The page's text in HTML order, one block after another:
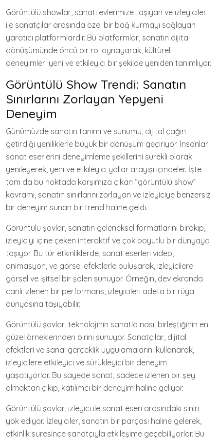
Görüntülü showlar, sanatı evlerimize taşıyan ve izleyiciler
ile sanatçılar arasında özel bir bağ kurmayı sağlayan
yaratıcı platformlardır. Bu platformlar, sanatın dijital
dönüşümünde öncü bir rol oynayarak, kültürel
deneyimleri yeni ve etkileyici bir şekilde yeniden tanımlıyor.
Görüntülü Show Trendi: Sanatın
Sınırlarını Zorlayan Yepyeni
Deneyim
Günümüzde sanatın tanımı ve sunumu, dijital çağın
getirdiği yeniliklerle büyük bir dönüşüm geçiriyor. İnsanlar
sanat eserlerini deneyimleme şekillerini sürekli olarak
yenileyerek, yeni ve etkileyici yollar arayışı içindeler. İşte
tam da bu noktada karşımıza çıkan “görüntülü show”
kavramı, sanatın sınırlarını zorlayan ve izleyiciye benzersiz
bir deneyim sunan bir trend haline geldi.
Görüntülü şovlar, sanatın geleneksel formatlarını bırakıp,
izleyiciyi içine çeken interaktif ve çok boyutlu bir dünyaya
taşıyor. Bu tür etkinliklerde, sanat eserleri video,
animasyon, ve görsel efektlerle buluşarak, izleyicilere
görsel ve işitsel bir şölen sunuyor. Örneğin, dev ekranda
canlı izlenen bir performans, izleyicileri adeta bir rüya
dünyasına taşıyabilir.
Görüntülü şovlar, teknolojinin sanatla nasıl birleştiğinin en
güzel örneklerinden birini sunuyor. Sanatçılar, dijital
efektleri ve sanal gerçeklik uygulamalarını kullanarak,
izleyicilere etkileyici ve sürükleyici bir deneyim
yaşatıyorlar. Bu sayede sanat, sadece izlenen bir şey
olmaktan çıkıp, katılımcı bir deneyim haline geliyor.
Görüntülü şovlar, izleyici ile sanat eseri arasındaki sınırı
yok ediyor. İzleyiciler, sanatın bir parçası haline gelerek,
etkinlik süresince sanatçıyla etkileşime geçebiliyorlar. Bu